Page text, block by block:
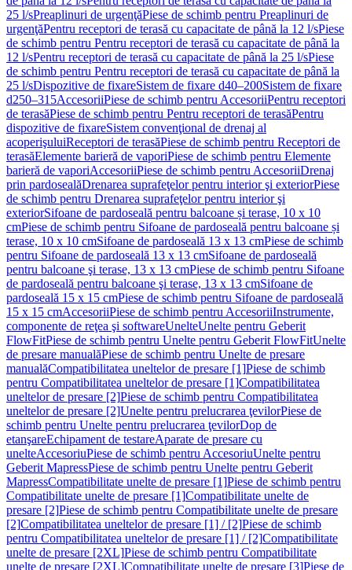
25 l/sPreaplinuri de urgenţăPiese de schimb pentru Preaplinuri de
urgenţăPentru receptori de terasă cu capacitate de până la 12 l/sPiese
de schimb pentru Pentru receptori de terasă cu capacitate de până la
12 l/sPentru receptori de terasă cu capacitate de până la 25 l/sPiese
de schimb pentru Pentru receptori de terasă cu capacitate de până la
25 l/sDispozitive de fixareSistem de fixare d40–200Sistem de fixare
d250–315AccesoriiPiese de schimb pentru AccesoriiPentru receptori
de terasăPiese de schimb pentru Pentru receptori de terasăPentru
dispozitive de fixareSistem convenţional de drenaj al
acoperişuluiReceptori de terasăPiese de schimb pentru Receptori de
terasăElemente barieră de vaporiPiese de schimb pentru Elemente
barieră de vaporiAccesoriiPiese de schimb pentru AccesoriiDrenaj
prin pardosealăDrenarea suprafeţelor pentru interior şi exteriorPiese
de schimb pentru Drenarea suprafeţelor pentru interior şi
exteriorSifoane de pardoseală pentru balcoane și terase, 10 x 10
cmPiese de schimb pentru Sifoane de pardoseală pentru balcoane și
terase, 10 x 10 cmSifoane de pardoseală 13 x 13 cmPiese de schimb
pentru Sifoane de pardoseală 13 x 13 cmSifoane de pardoseală
pentru balcoane şi terase, 13 x 13 cmPiese de schimb pentru Sifoane
de pardoseală pentru balcoane şi terase, 13 x 13 cmSifoane de
pardoseală 15 x 15 cmPiese de schimb pentru Sifoane de pardoseală
15 x 15 cmAccesoriiPiese de schimb pentru AccesoriiInstrumente,
componente de reţea şi softwareUnelteUnelte pentru Geberit
FlowFitPiese de schimb pentru Unelte pentru Geberit FlowFitUnelte
de presare manualăPiese de schimb pentru Unelte de presare
manualăCompatibilitatea uneltelor de presare [1]Piese de schimb
pentru Compatibilitatea uneltelor de presare [1]Compatibilitatea
uneltelor de presare [2]Piese de schimb pentru Compatibilitatea
uneltelor de presare [2]Unelte pentru prelucrarea ţevilorPiese de
schimb pentru Unelte pentru prelucrarea ţevilorDop de
etanşareEchipament de testareAparate de presare cu
unelteAccesoriuPiese de schimb pentru AccesoriuUnelte pentru
Geberit MapressPiese de schimb pentru Unelte pentru Geberit
MapressCompatibilitate unelte de presare [1]Piese de schimb pentru
Compatibilitate unelte de presare [1]Compatibilitate unelte de
presare [2]Piese de schimb pentru Compatibilitate unelte de presare
[2]Compatibilitatea uneltelor de presare [1] / [2]Piese de schimb
pentru Compatibilitatea uneltelor de presare [1] / [2]Compatibilitate
unelte de presare [2XL]Piese de schimb pentru Compatibilitate
unelte de presare [2XL]Compatibilitate unelte de presare [3]Piese de